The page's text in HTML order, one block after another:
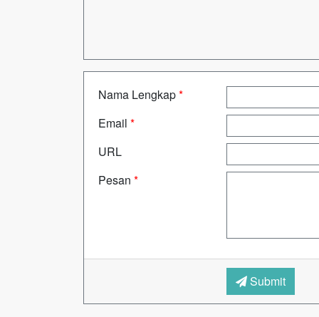
Nama Lengkap*
Email *
URL
Pesan *
Submit